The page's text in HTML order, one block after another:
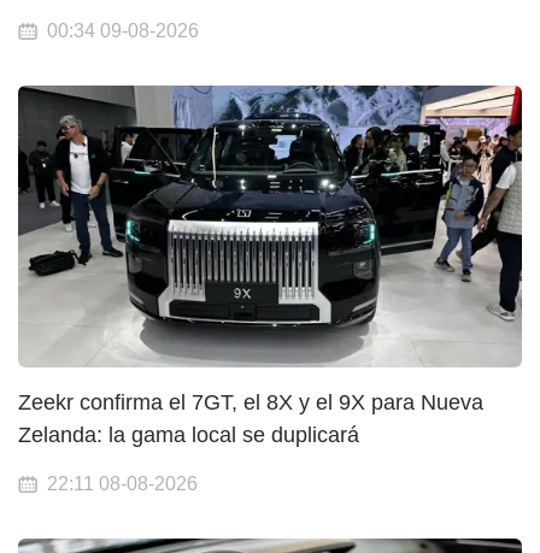
00:34 09-08-2026
Zeekr confirma el 7GT, el 8X y el 9X para Nueva
Zelanda: la gama local se duplicará
22:11 08-08-2026